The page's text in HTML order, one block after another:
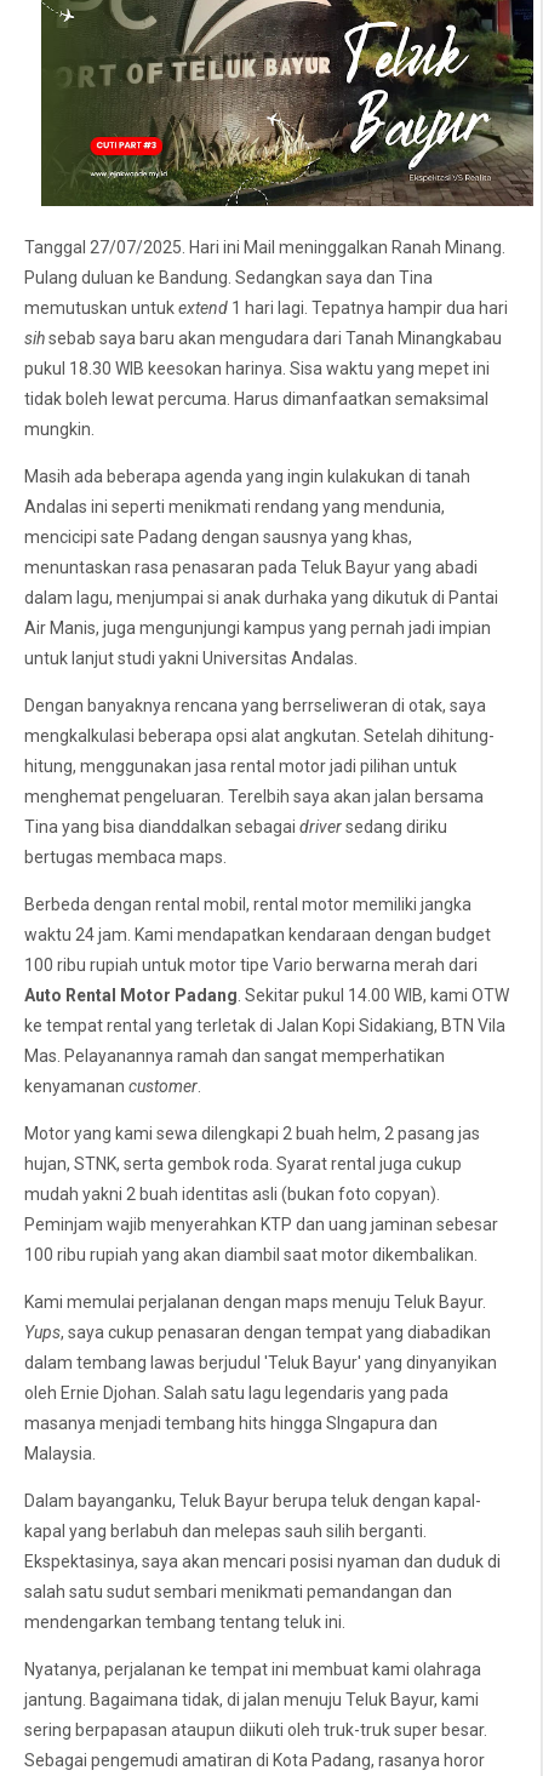
Tanggal 27/07/2025. Hari ini Mail meninggalkan Ranah Minang.
Pulang duluan ke Bandung. Sedangkan saya dan Tina
memutuskan untukextend 1 hari lagi. Tepatnya hampir dua hari
sihsebab saya baru akan mengudara dari Tanah Minangkabau
pukul 18.30 WIB keesokan harinya. Sisa waktu yang mepet ini
tidak boleh lewat percuma. Harus dimanfaatkan semaksimal
mungkin.
Masih ada beberapa agenda yang ingin kulakukan di tanah
Andalas ini seperti menikmati rendang yang mendunia,
mencicipi sate Padang dengan sausnya yang khas,
menuntaskan rasa penasaran pada Teluk Bayur yang abadi
dalam lagu, menjumpai si anak durhaka yang dikutuk di Pantai
Air Manis, juga mengunjungi kampus yang pernah jadi impian
untuk lanjut studi yakni Universitas Andalas.
Dengan banyaknya rencana yang berrseliweran di otak, saya
mengkalkulasi beberapa opsi alat angkutan. Setelah dihitung-
hitung, menggunakan jasa rental motor jadi pilihan untuk
menghemat pengeluaran. Terelbih saya akan jalan bersama
Tina yang bisa dianddalkan sebagai driversedang diriku
bertugas membaca maps.
Berbeda dengan rental mobil, rental motor memiliki jangka
waktu 24 jam. Kami mendapatkan kendaraan dengan budget
100 ribu rupiah untuk motor tipe Vario berwarna merah dari
Auto Rental Motor Padang. Sekitar pukul 14.00 WIB, kami OTW
ke tempat rental yang terletak di Jalan Kopi Sidakiang, BTN Vila
Mas. Pelayanannya ramah dan sangat memperhatikan
kenyamanan customer.
Motor yang kami sewa dilengkapi 2 buah helm, 2 pasang jas
hujan, STNK, serta gembok roda. Syarat rental juga cukup
mudah yakni 2 buah identitas asli (bukan foto copyan).
Peminjam wajib menyerahkan KTP dan uang jaminan sebesar
100 ribu rupiah yang akan diambil saat motor dikembalikan.
Kami memulai perjalanan dengan maps menuju Teluk Bayur.
Yups, saya cukup penasaran dengan tempat yang diabadikan
dalam tembang lawas berjudul 'Teluk Bayur' yang dinyanyikan
oleh Ernie Djohan. Salah satu lagu legendaris yang pada
masanya menjadi tembang hits hingga SIngapura dan
Malaysia.
Dalam bayanganku, Teluk Bayur berupa teluk dengan kapal-
kapal yang berlabuh dan melepas sauh silih berganti.
Ekspektasinya, saya akan mencari posisi nyaman dan duduk di
salah satu sudut sembari menikmati pemandangan dan
mendengarkan tembang tentang teluk ini.
Nyatanya, perjalanan ke tempat ini membuat kami olahraga
jantung. Bagaimana tidak, di jalan menuju Teluk Bayur, kami
sering berpapasan ataupun diikuti oleh truk-truk super besar.
Sebagai pengemudi amatiran di Kota Padang, rasanya horor